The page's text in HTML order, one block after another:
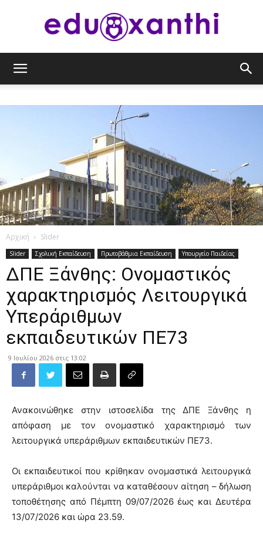
Αρχική Slider
Slider Σχολική Εκπαίδευση Πρωτοβάθμια Εκπαίδευση Υπουργείο Παιδείας
ΔΠΕ Ξάνθης: Ονομαστικός
χαρακτηρισμός Λειτουργικά
Υπεράριθμων
εκπαιδευτικών ΠΕ73
9 Ιουλίου 2026 στις 13:02
Ανακοινώθηκε στην ιστοσελίδα της ΔΠΕ Ξάνθης η
απόφαση με τον oνομαστικό χαρακτηρισμό των
λειτουργικά υπεράριθμων εκπαιδευτικών ΠΕ73.
Οι εκπαιδευτικοί που κρίθηκαν ονομαστικά λειτουργικά
υπεράριθμοι καλούνται να καταθέσουν αίτηση – δήλωση
τοποθέτησης από Πέμπτη 09/07/2026 έως και Δευτέρα
13/07/2026 και ώρα 23.59.